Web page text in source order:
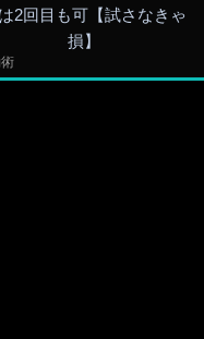
2回目も可【試さなきゃ
損】